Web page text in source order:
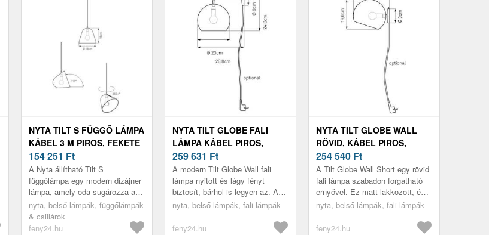
NYTA TILT S FÜGGŐ LÁMPA
KÁBEL 3 M PIROS, FEKETE
154 251 Ft
A Nyta állítható Tilt S
függőlámpa egy modern dizájner
lámpa, amely oda sugározza a
fényt, ahová szeretné. Ezt az
alumíniumból készült árnyékoló
te...
nyta, belső lámpák, függőlámpák
& csillárok
feny24.hu
NYTA TILT GLOBE FALI
LÁMPA KÁBEL PIROS,
FEHÉR
259 631 Ft
A modern Tilt Globe Wall fali
lámpa nyitott és lágy fényt
biztosít, bárhol is legyen az. Az
árnyékoló a hosszú nyíláson
nyta, belső lámpák, fali lámpák
feny24.hu
NYTA TILT GLOBE WALL
RÖVID, KÁBEL PIROS,
FEHÉR
254 540 Ft
A Tilt Globe Wall Short egy rövid
fali lámpa szabadon forgatható
ernyővel. Ez matt lakkozott, és
modern megjelenést biztosít
nyta, belső lámpák, fali lámpák
feny24.hu